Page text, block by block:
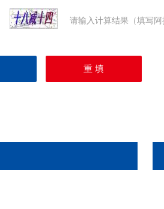
请输入计算结果（填写